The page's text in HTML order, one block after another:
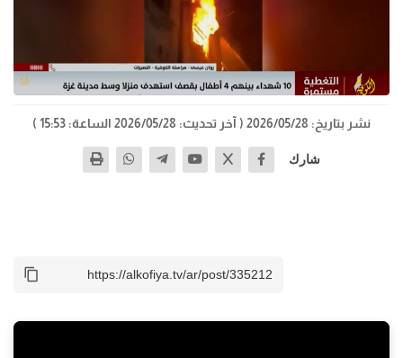
نشر بتاريخ: 2026/05/28 ( آخر تحديث: 2026/05/28 الساعة: 15:53 )
شارك